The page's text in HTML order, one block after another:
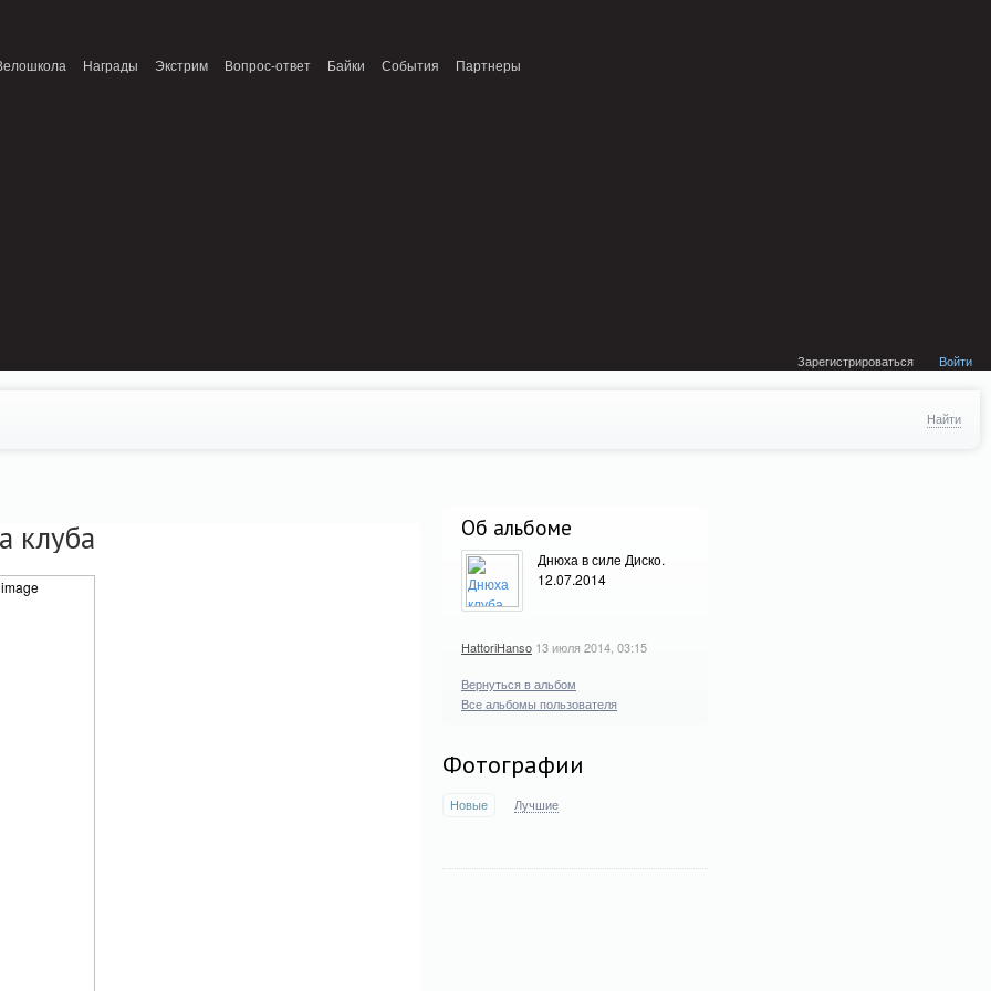
Награды Экстрим Вопрос-ответ Байки События Партнеры
Зарегистрироваться Войти
Найти
Об альбоме
Днюха в силе Диско.
12.07.2014
HattoriHanso 13 июля 2014, 03:15
Вернуться в альбом
Все альбомы пользователя
Фотографии
Новые Лучшие
клуба